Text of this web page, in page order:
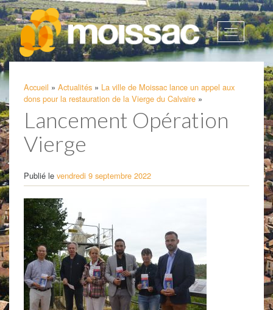
Afficher
la
Accueil » Actualités » La ville de Moissac lance un appel aux
dons pour la restauration de la Vierge du Calvaire »
Lancement Opération
Vierge
Publié le vendredi 9 septembre 2022